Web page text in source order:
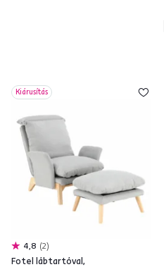
Kiárusítás
4,8 2
Fotel lábtartóval,